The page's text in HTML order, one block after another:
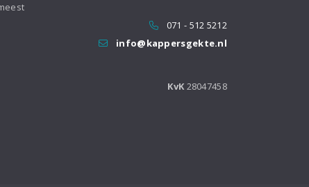
071 - 512 5212
info@kappersgekte.nl
KvK 28047458